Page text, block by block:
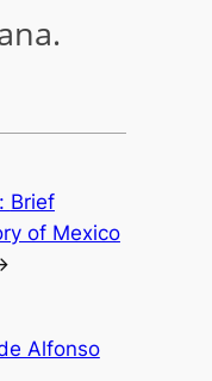
Brief
of Mexico
Alfonso